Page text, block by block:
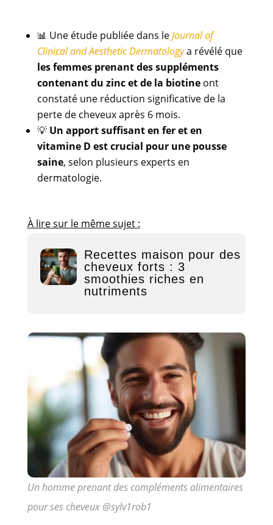
📊 Une étude publiée dans leJournal of
Clinical and Aesthetic Dermatologya révélé que
les femmes prenant des suppléments
contenant du zinc et de la biotineont
constaté une réduction significative de la
perte de cheveux après 6 mois.
💡 Un apport suffisant en fer et en
vitamine D est crucial pour une pousse
saine, selon plusieurs experts en
dermatologie.
À lire sur le même sujet :
Recettes maison pour des
cheveux forts : 3
smoothies riches en
nutriments
Un homme prenant des compléments alimentaires
pour ses cheveux @sylv1rob1